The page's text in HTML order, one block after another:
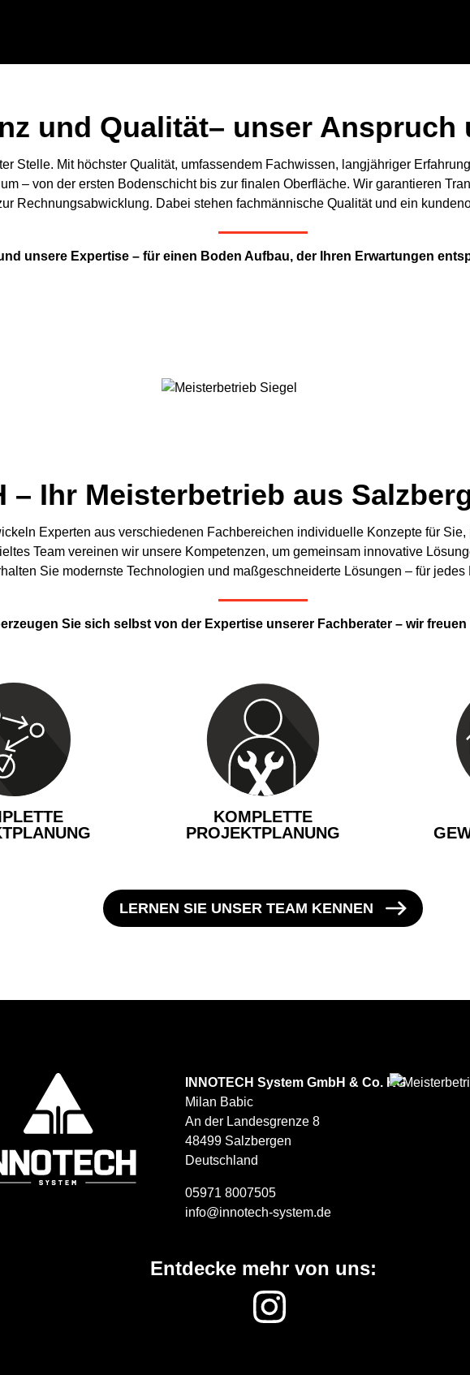
und Qualität– unser Anspruch
Stelle. Mit höchster Qualität, umfassendem Fachwissen, langjähriger
– von der ersten Bodenschicht bis zur finalen Oberfläche. Wir garantieren
Rechnungsabwicklung. Dabei stehen fachmännische Qualität und ein
unsere Expertise – für einen Boden Aufbau, der Ihren Erwartungen
– Ihr Meisterbetrieb aus
Experten aus verschiedenen Fachbereichen individuelle Konzepte für
Team vereinen wir unsere Kompetenzen, um gemeinsam innovative
Sie modernste Technologien und maßgeschneiderte Lösungen – für
Sie sich selbst von der Expertise unserer Fachberater – wir freuen
KOMPLETTE
PROJEKTPLANUNG
LERNEN SIE UNSER TEAM KENNEN
INNOTECH System GmbH & Co. KG
Milan Babic
An der Landesgrenze 8
48499 Salzbergen
Deutschland
05971 8007505
info@innotech-system.de
Entdecke mehr von uns: